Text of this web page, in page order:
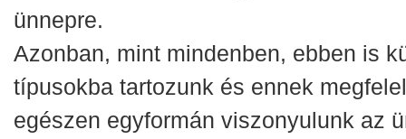
ünnepre.
Azonban, mint mindenben, ebben is
típusokba tartozunk és ennek
egészen egyformán viszonyulunk az